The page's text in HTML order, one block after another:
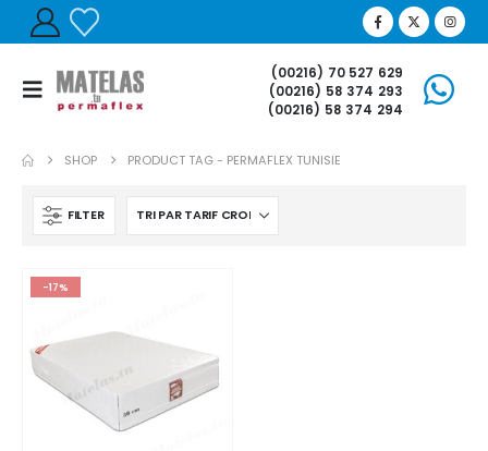
(00216) 70 527 629
(00216) 58 374 293
(00216) 58 374 294
SHOP PRODUCT TAG - PERMAFLEX TUNISIE
FILTER
-17%